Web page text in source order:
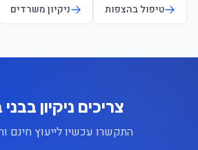
טיפול בהצפות
ניקיון משרדים
צריכים ניקיון
התקשרו עכשיו לייעוץ חינם